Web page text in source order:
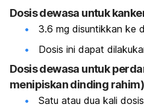
Dosis dewasa untuk
3.6 mg disuntikkan ke
Dosis ini dapat
Dosis dewasa untuk
menipiskan dinding rahim)
Satu atau dua kali